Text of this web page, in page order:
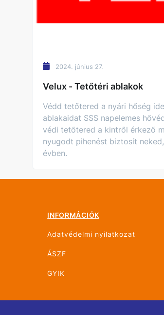
2024. június 27.
Velux - Tetőtéri ablakok
Védd tetőtered a nyári hőség
ablakaidat SSS napelemes
védi tetőtered a kintről érkező
nyugodt pihenést biztosít
évben.
INFORMÁCIÓK
Adatvédelmi nyilatkozat
ÁSZF
GYIK